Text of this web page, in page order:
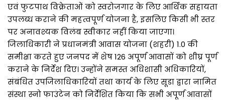
एवं फुटपाथ विक्रेताओं को स्वरोजगार के लिए आर्थिक सहायता
उपलब्ध कराने की महत्वपूर्ण योजना है, इसलिए किसी भी स्तर
पर अनावश्यक विलंब स्वीकार नहीं किया जाएगा।
जिलाधिकारी ने प्रधानमंत्री आवास योजना (शहरी) 1.0 की
समीक्षा करते हुए जनपद में शेष 126 अपूर्ण आवासों को शीघ्र पूर्ण
कराने के निर्देश दिए। उन्होंने समस्त अधिशासी अधिकारियों,
संबंधित उपजिलाधिकारियों तथा कार्य के लिए सूडा द्वारा नामित
संस्था स्नो फाउंटेन को निर्देशित किया कि सभी अपूर्ण आवासों